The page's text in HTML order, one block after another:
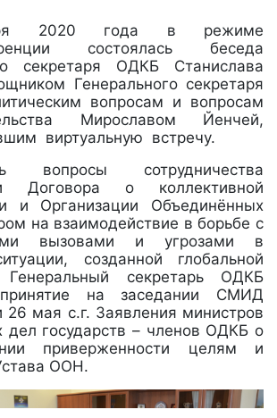
2020 года в режиме
состоялась беседа
секретаря ОДКБ Станислава
Генерального секретаря
вопросам и вопросам
Мирославом Йенчей,
виртуальную встречу.
вопросы сотрудничества
Договора о коллективной
и Организации Объединённых
на взаимодействие в борьбе с
вызовами и угрозами в
созданной глобальной
Генеральный секретарь ОДКБ
на заседании СМИД
26 мая с.г. Заявления министров
дел государств – членов ОДКБ о
приверженности целям и
ООН.